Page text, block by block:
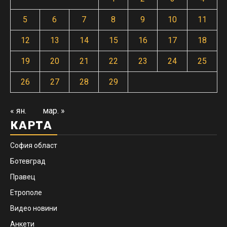
5 6 7 8 9 10 11
12 13 14 15 16 17 18
19 20 21 22 23 24 25
26 27 28 29
« ян. мар. »
КАРТА
София област
Ботевград
Правец
Етрополе
Видео новини
Анкети